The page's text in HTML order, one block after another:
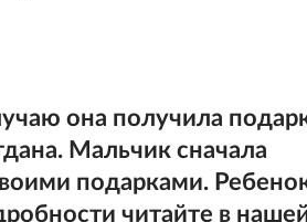
она получила
Мальчик сначала
подарками.
читайте в